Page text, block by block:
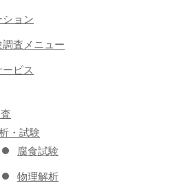
ション
査メニュー
ビス
・試験
腐食試験
物理解析